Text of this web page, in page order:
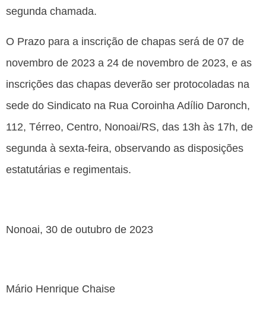
segunda chamada.
O Prazo para a inscrição de chapas será de 07 de
novembro de 2023 a 24 de novembro de 2023, e as
inscrições das chapas deverão ser protocoladas na
sede do Sindicato na Rua Coroinha Adílio Daronch,
112, Térreo, Centro, Nonoai/RS, das 13h às 17h, de
segunda à sexta-feira, observando as disposições
estatutárias e regimentais.
Nonoai, 30 de outubro de 2023
Mário Henrique Chaise